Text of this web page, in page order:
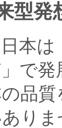
型
本は
で
品
り